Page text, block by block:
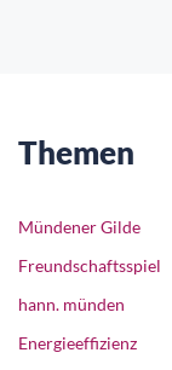
Themen
Mündener Gilde
Freundschaftsspiel
hann. münden
Energieeffizienz